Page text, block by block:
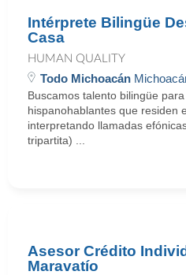
Intérprete Bilingüe
Casa
HUMAN QUALITY
Todo Michoacán
Buscamos talento bilingüe
hispanohablantes que residen
interpretando llamadas
tripartita) ...
Asesor Crédito
Maravatío